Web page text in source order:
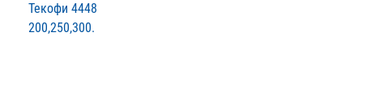
Текофи 4448
200,250,300.